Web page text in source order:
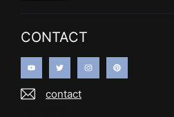
CONTACT
contact